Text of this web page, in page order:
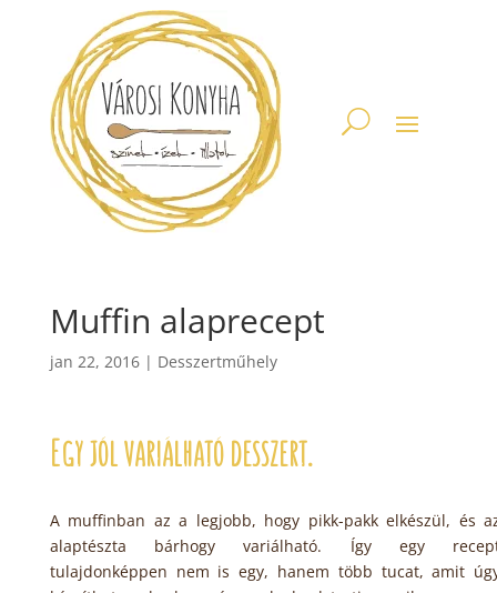
Muffin alaprecept
jan 22, 2016| Desszertműhely
Egy jól variálható desszert.
A muffinban az a legjobb, hogy pikk-pakk elkészül, és
alaptészta bárhogy variálható. Így egy
tulajdonképpen nem is egy, hanem több tucat, amit